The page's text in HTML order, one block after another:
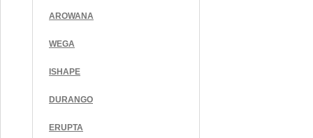
AROWANA
WEGA
ISHAPE
DURANGO
ERUPTA